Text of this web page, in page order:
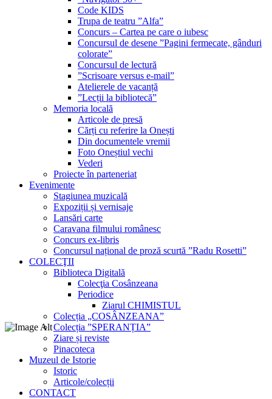
Code KIDS
Trupa de teatru ”Alfa”
Concurs – Cartea pe care o iubesc
Concursul de desene ”Pagini fermecate, gânduri
colorate”
Concursul de lectură
”Scrisoare versus e-mail”
Atelierele de vacanță
”Lecții la bibliotecă”
Memoria locală
Articole de presă
Cărți cu referire la Onești
Din documentele vremii
Foto Oneștiul vechi
Vederi
Proiecte în parteneriat
Evenimente
Stagiunea muzicală
Expoziții și vernisaje
Lansări carte
Caravana filmului românesc
Concurs ex-libris
Concursul național de proză scurtă ”Radu Rosetti”
COLECŢII
Biblioteca Digitală
Colecţia Cosânzeana
Periodice
Ziarul CHIMISTUL
Colecția „COSÂNZEANA”
Colecția ”SPERANȚIA”
Ziare și reviste
Pinacoteca
Muzeul de Istorie
Istoric
Articole/colecții
CONTACT